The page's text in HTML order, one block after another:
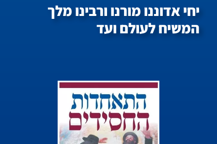
יחי אדוננו מורנו ורבינו מלך
המשיח לעולם ועד